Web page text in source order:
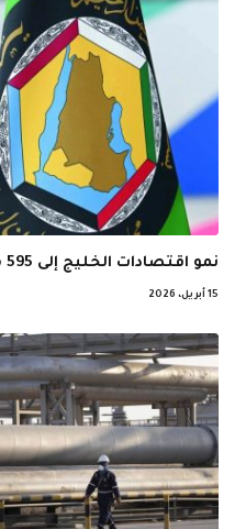
نمو اقتصادات الخليج إلى 595 مليار دولار في ربع 2025 الثالث
15 أبريل، 2026